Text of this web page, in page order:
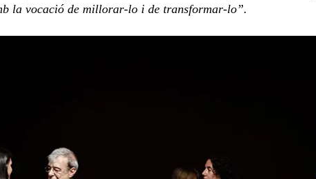
la vocació de millorar-lo i de transformar-lo”.